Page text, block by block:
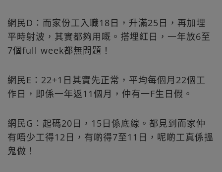
網民D：而家份工入職18日，升滿25日，再加埋
平時射波，其實都夠用嘅。搭埋紅日，一年放6至
7個full week都無問題！
網民E：22+1日其實先正常，平均每個月22個工
作日，即係一年返11個月，仲有一F生日假。
網民G：起碼20日，15日係底線。都見到而家仲
有唔少工得12日，有啲得7至11日，呢啲工真係搵
鬼做！